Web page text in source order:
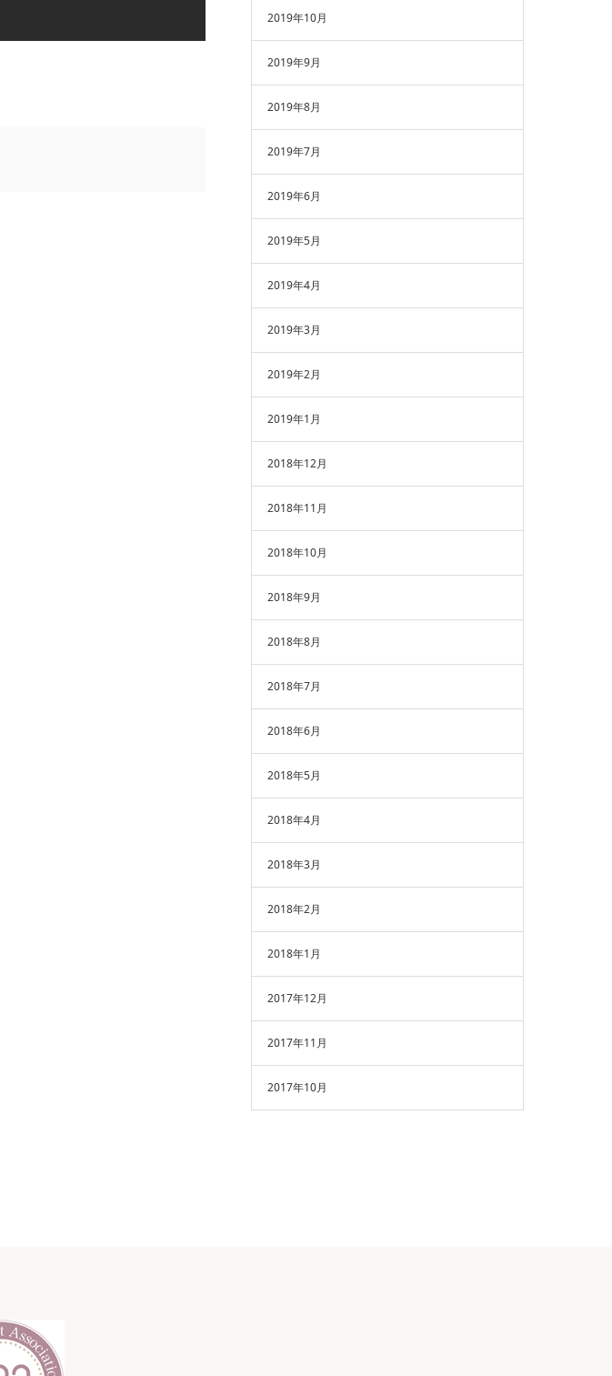
2019年10月
2019年9月
2019年8月
2019年7月
2019年6月
2019年5月
2019年4月
2019年3月
2019年2月
2019年1月
2018年12月
2018年11月
2018年10月
2018年9月
2018年8月
2018年7月
2018年6月
2018年5月
2018年4月
2018年3月
2018年2月
2018年1月
2017年12月
2017年11月
2017年10月